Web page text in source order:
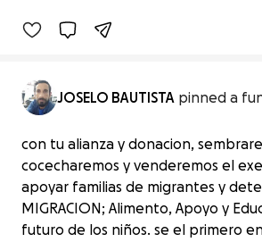
JOSELO BAUTISTA pinned a
con tu alianza y donacion,
cocecharemos y venderemos el
apoyar familias de migrantes y
MIGRACION; Alimento, Apoyo y
futuro de los niños. se el primero